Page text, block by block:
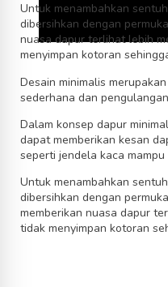
Untuk menambahkan
dibersihkan dengan
nuasa dapur terlihat lebih
menyimpan kotoran
Desain minimalis
sederhana dan
Dalam konsep dapur
dapat memberikan kesan
seperti jendela kaca
Untuk menambahkan
dibersihkan dengan
memberikan nuasa dapur
tidak menyimpan kotoran